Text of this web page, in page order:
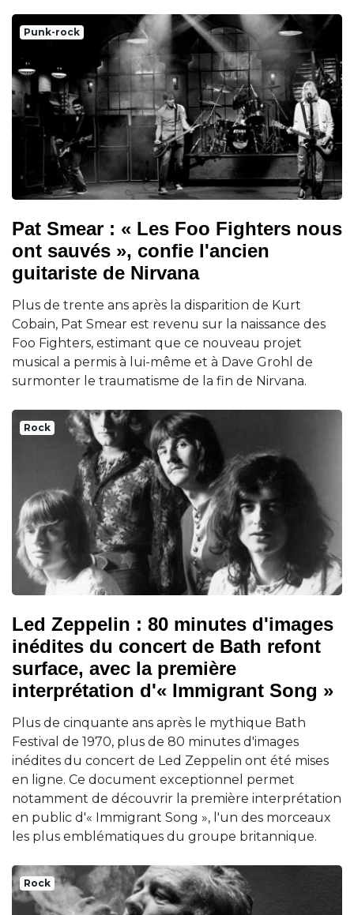
Punk-rock
Pat Smear : « Les Foo Fighters nous
ont sauvés », confie l'ancien
guitariste de Nirvana
Plus de trente ans après la disparition de Kurt
Cobain, Pat Smear est revenu sur la naissance des
Foo Fighters, estimant que ce nouveau projet
musical a permis à lui-même et à Dave Grohl de
surmonter le traumatisme de la fin de Nirvana.
Rock
Led Zeppelin : 80 minutes d'images
inédites du concert de Bath refont
surface, avec la première
interprétation d'« Immigrant Song »
Plus de cinquante ans après le mythique Bath
Festival de 1970, plus de 80 minutes d'images
inédites du concert de Led Zeppelin ont été mises
en ligne. Ce document exceptionnel permet
notamment de découvrir la première interprétation
en public d'« Immigrant Song », l'un des morceaux
les plus emblématiques du groupe britannique.
Rock